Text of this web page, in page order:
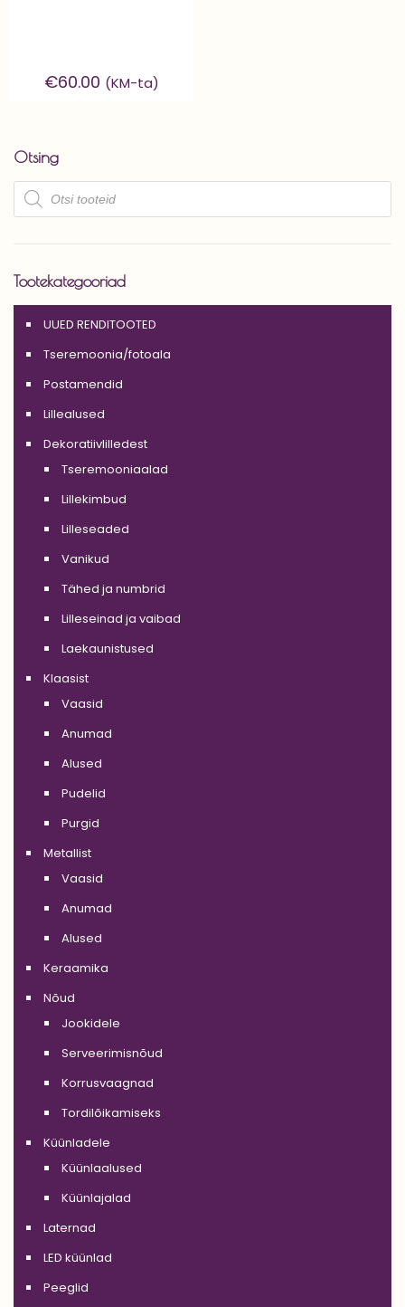
€60.00 (KM-ta)
Otsing
Products
search
Tootekategooriad
UUED RENDITOOTED
Tseremoonia/fotoala
Postamendid
Lillealused
Dekoratiivlilledest
Tseremooniaalad
Lillekimbud
Lilleseaded
Vanikud
Tähed ja numbrid
Lilleseinad ja vaibad
Laekaunistused
Klaasist
Vaasid
Anumad
Alused
Pudelid
Purgid
Metallist
Vaasid
Anumad
Alused
Keraamika
Nõud
Jookidele
Serveerimisnõud
Korrusvaagnad
Tordilõikamiseks
Küünladele
Küünlaalused
Küünlajalad
Laternad
LED küünlad
Peeglid